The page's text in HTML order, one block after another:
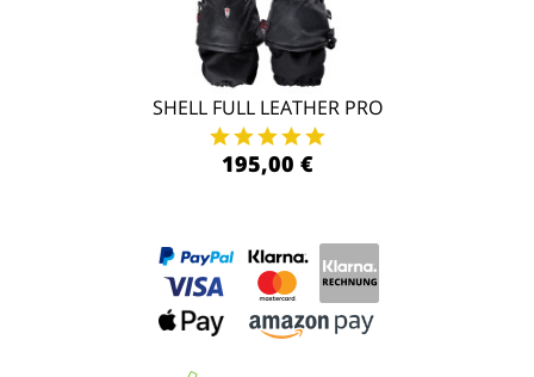
SHELL FULL LEATHER PRO
195,00 €